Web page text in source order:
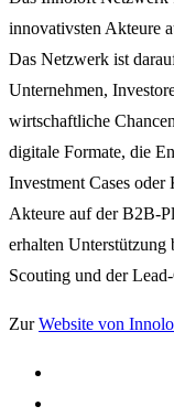
innovativsten Akteure
Das Netzwerk ist
Unternehmen,
wirtschaftliche
digitale Formate, die
Investment Cases
Akteure auf der B2B-
erhalten Unterstützung
Scouting und der
ZurWebsite von